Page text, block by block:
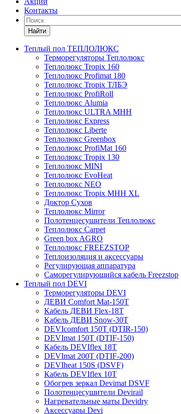
Контакты
Найти
Теплый пол ТЕПЛОЛЮКС
Терморегуляторы Теплолюкс
Теплолюкс Tropix 160
Теплолюкс Profimat 180
Теплолюкс Tropix ТЛБЭ
Теплолюкс ProfiRoll
Теплолюкс Alumia
Теплолюкс ULTRA МНН
Теплолюкс Express
Теплолюкс Liberte
Теплолюкс Greenbox
Теплолюкс ProfiMat 160
Теплолюкс Tropix 130
Теплолюкс MINI
Теплолюкс EvoHeat
Теплолюкс NEO
Теплолюкс Tropix МНН XL
Доктор Сухов
Теплолюкс Mirror
Полотенцесушители Теплолюкс
Теплолюкс Carpet
Green box AGRO
Теплолюкс FREEZSTOP
Теплоизоляция и аксессуары
Регулирующая аппаратура
Cаморегулирующийся кабель Freezstop
Теплый пол DEVI
Терморегуляторы DEVI
ДЕВИ Comfort Mat-150T
Кабель ДЕВИ Flex-18T
Кабель ДЕВИ Snow-30T
DEVIcomfort 150T (DTIR-150)
DEVImat 150T (DTIF-150)
Кабель DEVIflex 18T
DEVImat 200T (DTIF-200)
DEVIheat 150S (DSVF)
Кабель DEVIflex 10T
Обогрев зеркал Devimat DSVF
Полотенцесушители Devirail
Нагревательные маты Devidry
Аксессуары Devi